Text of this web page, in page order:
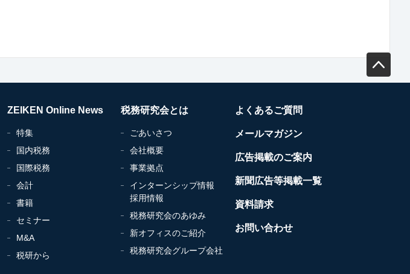
ZEIKEN Online News
特集
国内税務
国際税務
会計
書籍
セミナー
M&A
税研から
税務研究会とは
ごあいさつ
会社概要
事業拠点
インターンシップ情報
採用情報
税務研究会のあゆみ
新オフィスのご紹介
税務研究会グループ会社
よくあるご質問
メールマガジン
広告掲載のご案内
新聞広告等掲載一覧
資料請求
お問い合わせ